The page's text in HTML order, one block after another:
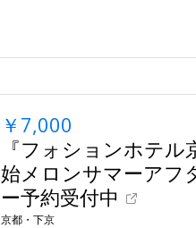
￥7,000
『フォションホテ
始メロンサマーアフ
ー予約受付中
京都・下京